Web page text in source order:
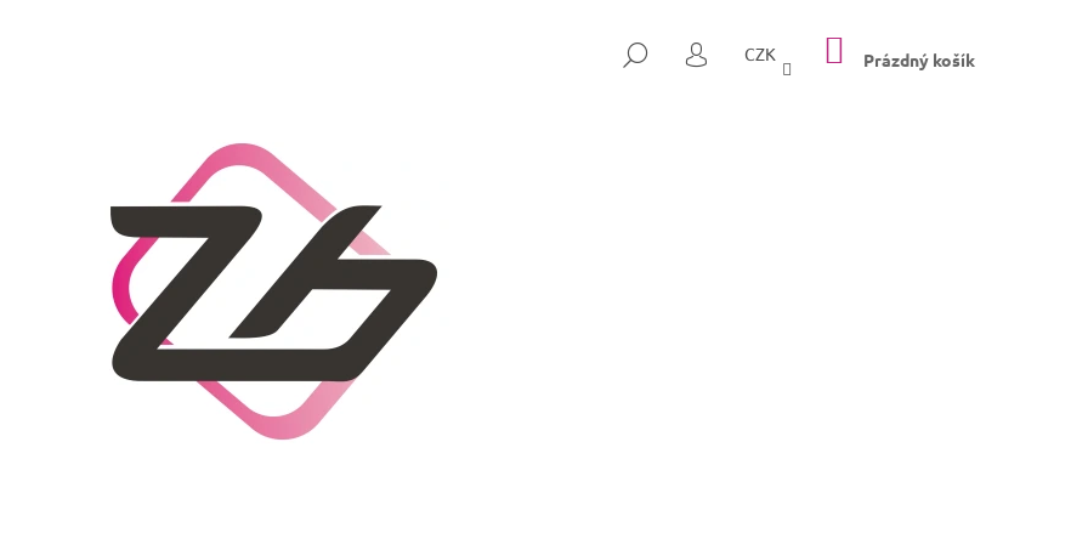
HLEDAT
PŘIHLÁŠENÍ
CZK NÁKUPNÍ
KOŠÍK
Prázdný košík
HLEDAT
DOPORUČUJEME